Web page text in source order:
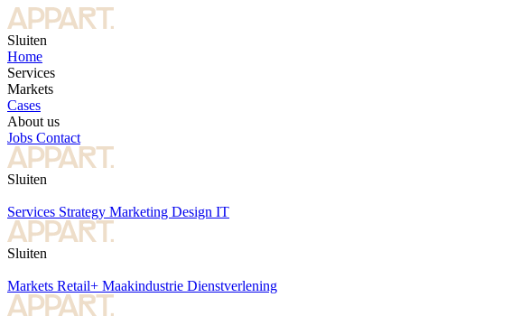
Sluiten
Home
Services
Markets
Cases
About us
Jobs Contact
Sluiten
Services Strategy Marketing Design IT
Sluiten
Markets Retail+ Maakindustrie Dienstverlening